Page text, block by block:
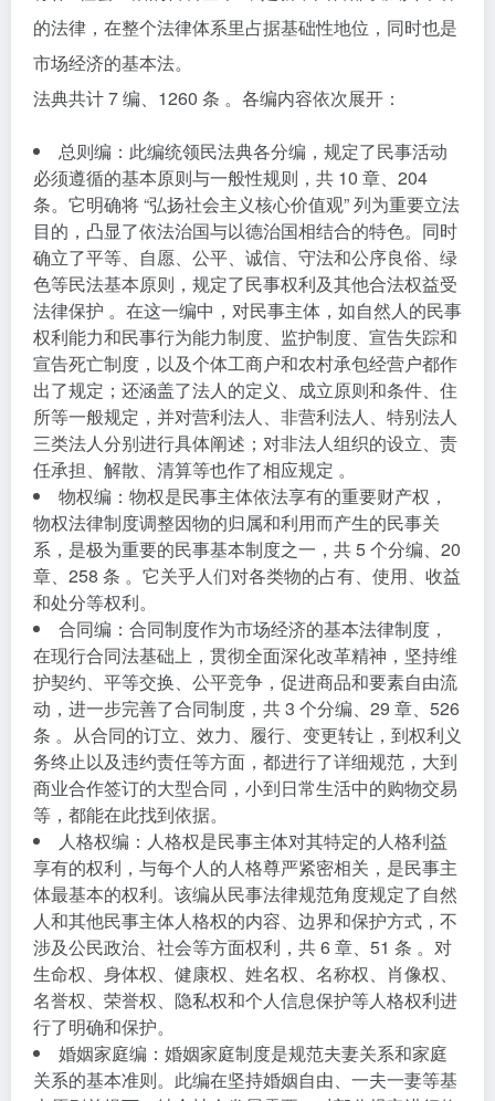
的法律，在整个法律体系里占据基础性地位，同时也是
市场经济的基本法。
法典共计 7 编、1260 条 。各编内容依次展开：
总则编 ：此编统领民法典各分编，规定了民事活动
必须遵循的基本原则与一般性规则，共 10 章、204
条。它明确将 “弘扬社会主义核心价值观” 列为重要立法
目的，凸显了依法治国与以德治国相结合的特色。同时
确立了平等、自愿、公平、诚信、守法和公序良俗、绿
色等民法基本原则，规定了民事权利及其他合法权益受
法律保护 。在这一编中，对民事主体，如自然人的民事
权利能力和民事行为能力制度、监护制度、宣告失踪和
宣告死亡制度，以及个体工商户和农村承包经营户都作
出了规定；还涵盖了法人的定义、成立原则和条件、住
所等一般规定，并对营利法人、非营利法人、特别法人
三类法人分别进行具体阐述；对非法人组织的设立、责
任承担、解散、清算等也作了相应规定 。
物权编 ：物权是民事主体依法享有的重要财产权，
物权法律制度调整因物的归属和利用而产生的民事关
系，是极为重要的民事基本制度之一，共 5 个分编、20
章、258 条 。它关乎人们对各类物的占有、使用、收益
和处分等权利。
合同编 ：合同制度作为市场经济的基本法律制度，
在现行合同法基础上，贯彻全面深化改革精神，坚持维
护契约、平等交换、公平竞争，促进商品和要素自由流
动，进一步完善了合同制度，共 3 个分编、29 章、526
条 。从合同的订立、效力、履行、变更转让，到权利义
务终止以及违约责任等方面，都进行了详细规范，大到
商业合作签订的大型合同，小到日常生活中的购物交易
等，都能在此找到依据。
人格权编 ：人格权是民事主体对其特定的人格利益
享有的权利，与每个人的人格尊严紧密相关，是民事主
体最基本的权利。该编从民事法律规范角度规定了自然
人和其他民事主体人格权的内容、边界和保护方式，不
涉及公民政治、社会等方面权利，共 6 章、51 条 。对
生命权、身体权、健康权、姓名权、名称权、肖像权、
名誉权、荣誉权、隐私权和个人信息保护等人格权利进
行了明确和保护。
婚姻家庭编 ：婚姻家庭制度是规范夫妻关系和家庭
关系的基本准则。此编在坚持婚姻自由、一夫一妻等基